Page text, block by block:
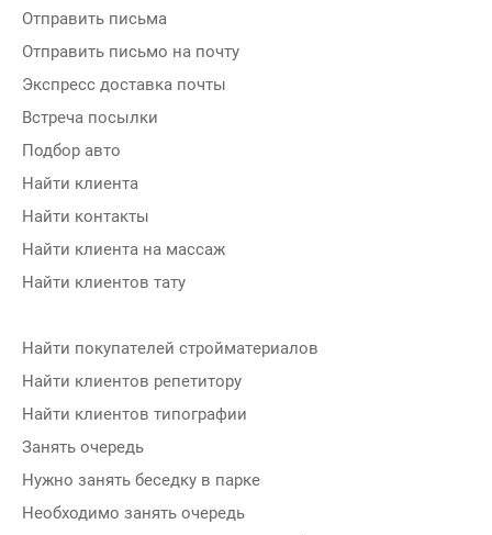
Отправить письма
Отправить письмо на почту
Экспресс доставка почты
Встреча посылки
Подбор авто
Найти клиента
Найти контакты
Найти клиента на массаж
Найти клиентов тату
Найти покупателей стройматериалов
Найти клиентов репетитору
Найти клиентов типографии
Занять очередь
Нужно занять беседку в парке
Необходимо занять очередь